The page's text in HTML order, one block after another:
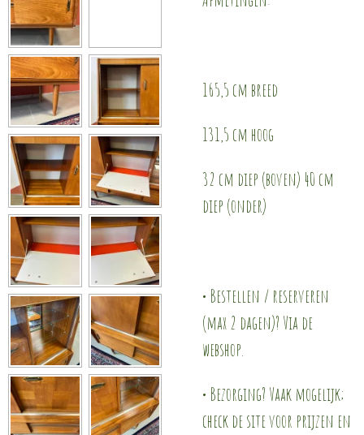
165,5 cm breed
131,5 cm hoog
32 cm diep (boven) 40 cm
diep (onder)
• Bestellen / reserveren
(max 2 dagen)? Via de
webshop.
• Bezorging? Vaak mogelijk;
check de site voor prijzen en